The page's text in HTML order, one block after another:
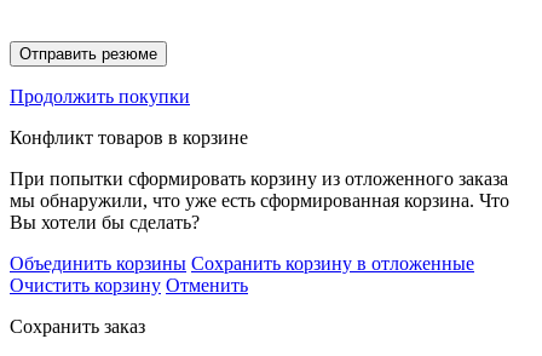
Отправить резюме
Продолжить покупки
Конфликт товаров в корзине
При попытки сформировать корзину из отложенного заказа
мы обнаружили, что уже есть сформированная корзина. Что
Вы хотели бы сделать?
Объединить корзины Сохранить корзину в отложенные
Очистить корзину Отменить
Сохранить заказ